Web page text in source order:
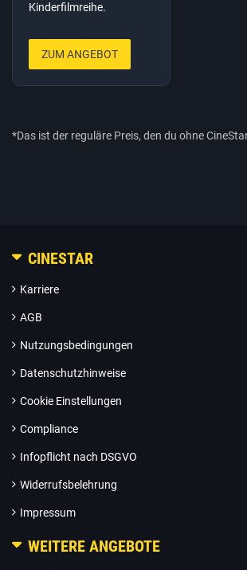
Kinderfilmreihe.
ZUM ANGEBOT
*Das ist der reguläre Preis, den du ohne
CINESTAR
Karriere
AGB
Nutzungsbedingungen
Datenschutzhinweise
Cookie Einstellungen
Compliance
Infopflicht nach DSGVO
Widerrufsbelehrung
Impressum
WEITERE ANGEBOTE